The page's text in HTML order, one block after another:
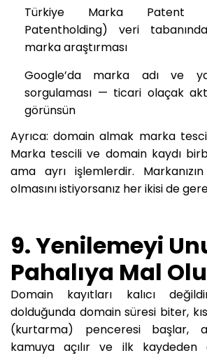
Türkiye Marka Patent
Patentholding) veri
marka araştırması
Google’da marka adı ve
sorgulaması — ticari olaçak
görünsün
Ayrıca: domain almak marka
Marka tescili ve domain kaydı
ama ayrı işlemlerdir.
olmasını istiyorsanız her ikisi de
9. Yenilemeyi
Pahalıya Mal
Domain kayıtları kalıcı
dolduğunda domain süresi biter,
(kurtarma) penceresi başlar,
kamuya açılır ve ilk kaydeden